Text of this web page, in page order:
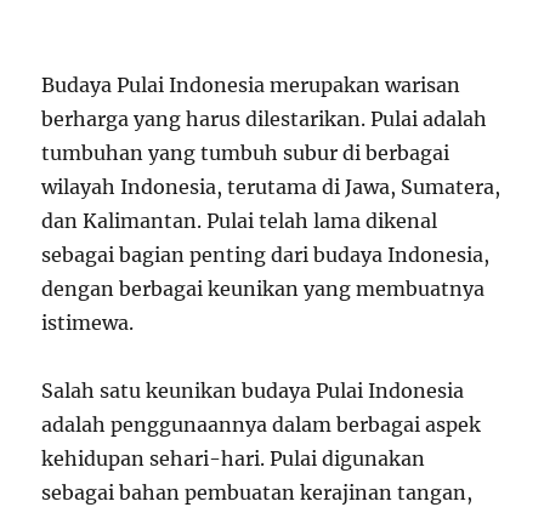
Budaya Pulai Indonesia merupakan warisan
berharga yang harus dilestarikan. Pulai adalah
tumbuhan yang tumbuh subur di berbagai
wilayah Indonesia, terutama di Jawa, Sumatera,
dan Kalimantan. Pulai telah lama dikenal
sebagai bagian penting dari budaya Indonesia,
dengan berbagai keunikan yang membuatnya
istimewa.
Salah satu keunikan budaya Pulai Indonesia
adalah penggunaannya dalam berbagai aspek
kehidupan sehari-hari. Pulai digunakan
sebagai bahan pembuatan kerajinan tangan,